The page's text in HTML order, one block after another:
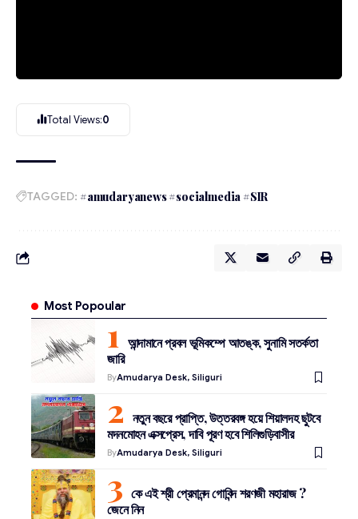
Total Views:0
TAGGED: #amudaryanews #socialmedia #SIR
Most Popoular
আন্দামানে প্রবল ভূমিকম্পে আতঙ্ক, সুনামি সতর্কতা
জারি
ByAmudarya Desk, Siliguri
নতুন বছরে প্রাপ্তি, উত্তরবঙ্গ হয়ে শিয়ালদহ ছুটবে
মদনমোহন এক্সপ্রেস, দাবি পূরণ হবে শিলিগুড়িবাসীর
ByAmudarya Desk, Siliguri
কে এই শ্রী প্রেমানন্দ গোবিন্দ শরণজী মহারাজ ?
জেনে নিন